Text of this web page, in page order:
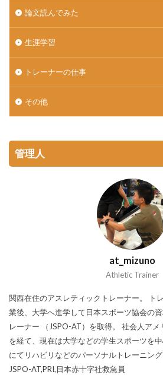
論文読んでみた
生涯学習
トレーナーの仕事
その他
管理人
at_mizuno
Athletic Trainer
関西在住のアスレティックトレーナー。 ト
業後、大学へ進学して日本スポーツ協会の
レーナー （JSPO-AT）を取得。 社会人ア
を経て、現在は大学などの学生スポーツを
にてリハビリなどのパーソナルトレーニング
JSPO-AT,PRI,日本赤十字社救急員